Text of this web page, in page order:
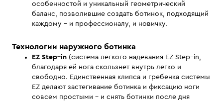
особенностой и уникальный геометрический
баланс, позволившие создать ботинок, подходящий
каждому - и профессионалу, и новичку.
Технологии наружного ботинка
EZ Step–in (система легкого надевания EZ Step–in,
благодаря ей нога скользнет внутрь легко и
свободно. Единственная клипса и гребенка системы
EZ делают застегивание ботинка и фиксацию ноги
совсем простыми - и снять ботинки после дня